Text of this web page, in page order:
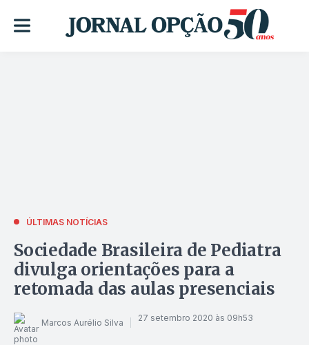
ÚLTIMAS NOTÍCIAS
Sociedade Brasileira de Pediatra
divulga orientações para a
retomada das aulas presenciais
Marcos Aurélio Silva 27 setembro 2020 às 09h53